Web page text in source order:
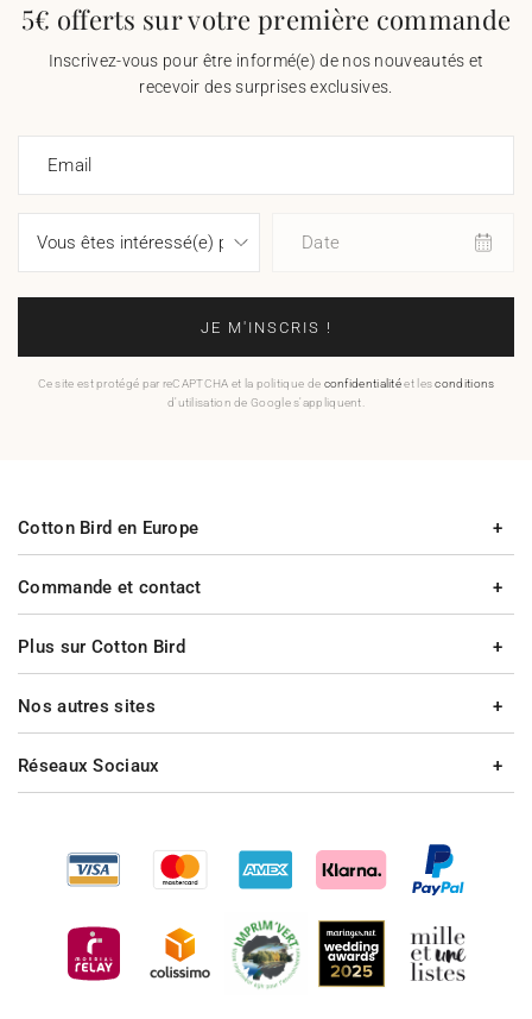
5€ offerts sur votre première commande
Inscrivez-vous pour être informé(e) de nos nouveautés et
recevoir des surprises exclusives.
Email
Date
JE M'INSCRIS !
Ce site est protégé par reCAPTCHA et la politique de confidentialitéet lesconditions
d'utilisation de Google s'appliquent.
Commande et contact
Plus sur Cotton Bird
Cotton Bird en Europe
Nos autres sites
Réseaux Sociaux